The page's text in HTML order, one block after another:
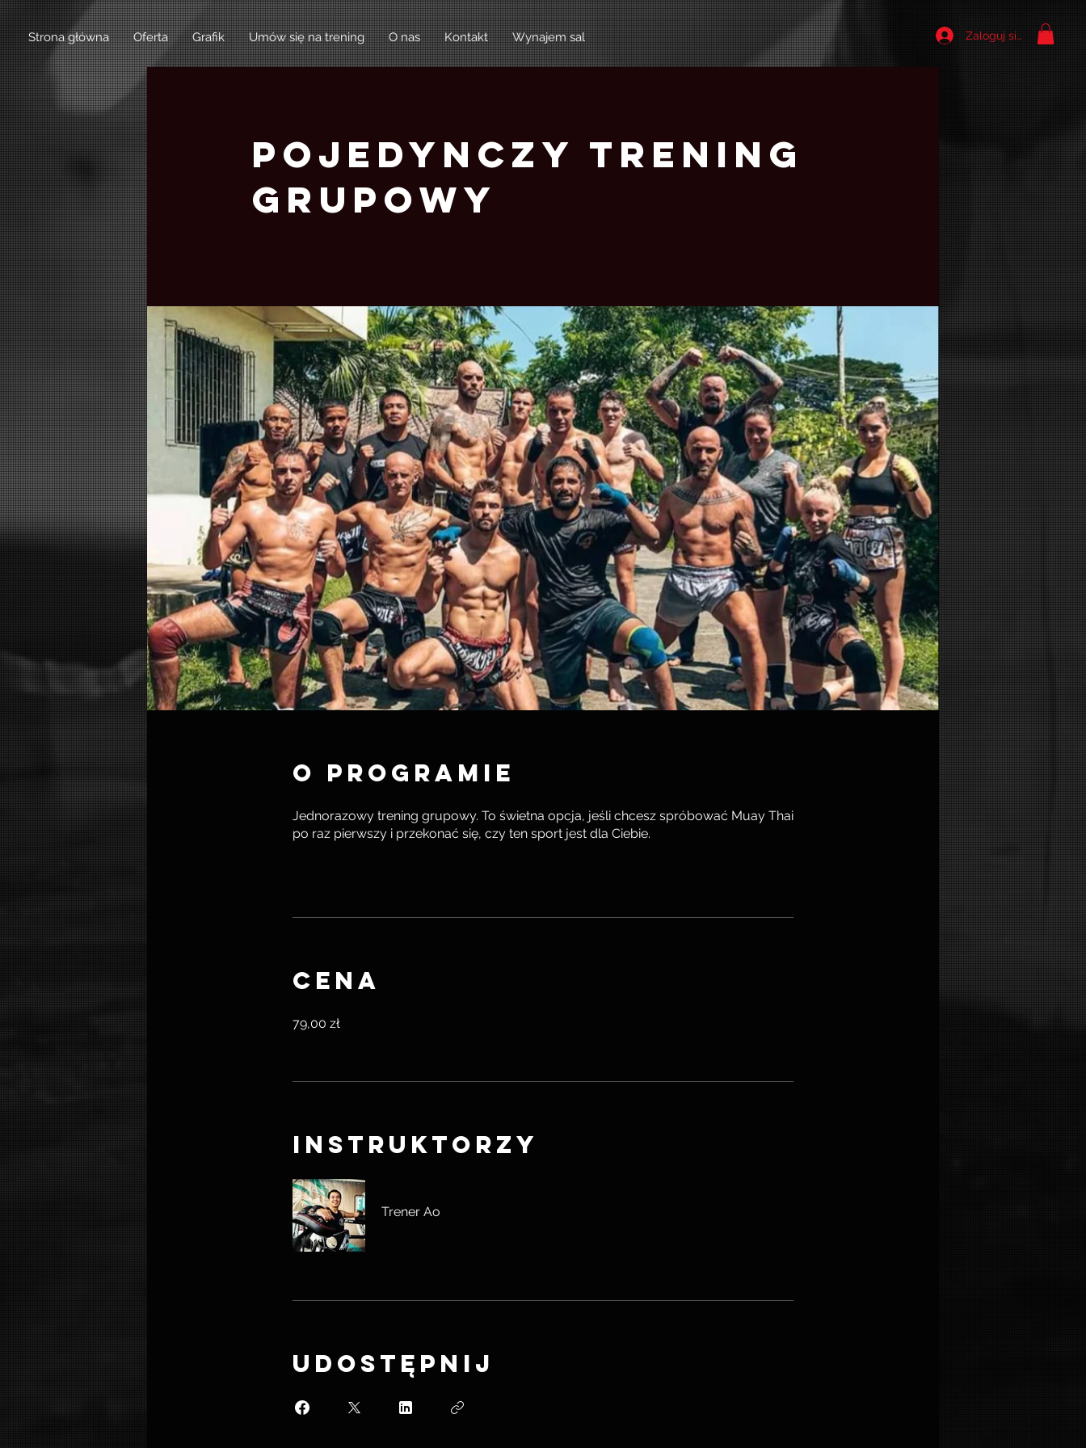
Strona główna Oferta Grafik Umów się na trening O nas Kontakt Wynajem sal Zaloguj się
Pojedynczy Trening
Grupowy
O programie
Jednorazowy trening grupowy. To świetna opcja, jeśli chcesz spróbować Muay Thai
po raz pierwszy i przekonać się, czy ten sport jest dla Ciebie.
Cena
79,00 zł
Instruktorzy
Trener Ao
Udostępnij